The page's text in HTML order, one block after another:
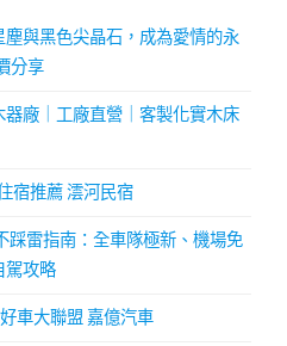
塵與黑色尖晶石，成為愛情的永
分享
器廠｜工廠直營｜客製化實木床
宿推薦 澐河民宿
踩雷指南：全車隊極新、機場免
駕攻略
車大聯盟 嘉億汽車